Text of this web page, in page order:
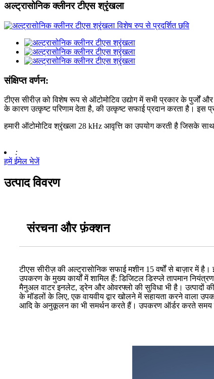
अल्ट्रासोनिक क्लीनर टीएस श्रृंखला
संक्षिप्त वर्णन:
टीएस सीरीज़ को विशेष रूप से ऑटोमोटिव उद्योग में सभी प्रकार के पुर्जों
के कारण उत्कृष्ट परिणाम देता है, की उत्कृष्ट सफाई प्रदान करता है। इस
हमारी ऑटोमोटिव श्रृंखला 28 kHz आवृत्ति का उपयोग करती है जिसके साथ
:
हमें ईमेल भेजें
उत्पाद विवरण
संरचना और फ़ंक्शन
टीएस सीरीज़ की अल्ट्रासोनिक सफाई मशीन 15 वर्षों से बाज़ार
उपकरण के मुख्य कार्यों में शामिल हैं: डिजिटल डिस्प्ले तापमान
मैनुअल वाटर इनलेट, ड्रेन और ओवरफ्लो की सुविधा भी है। उत्पादों
के मॉडलों के लिए, एक वायवीय द्वार खोलने में सहायता करने वाला
आदि के अनुकूलन का भी समर्थन करते हैं। उपकरण ऑर्डर करते समय